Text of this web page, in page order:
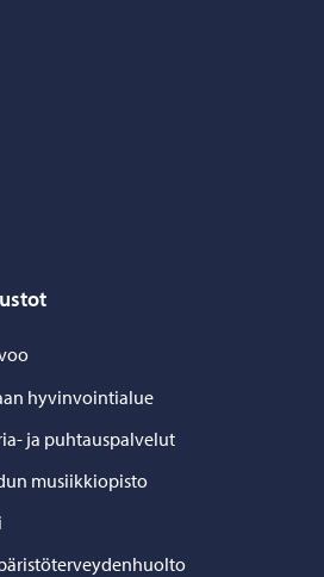
hyvinvointialue
ja puhtauspalvelut
musiikkiopisto